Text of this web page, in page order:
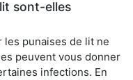
sont-elles
les punaises de lit ne
peuvent vous donner
infections. En